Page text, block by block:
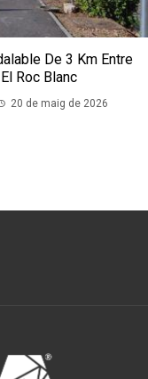
De 3 Km Entre
Roc Blanc
20 de maig de 2026